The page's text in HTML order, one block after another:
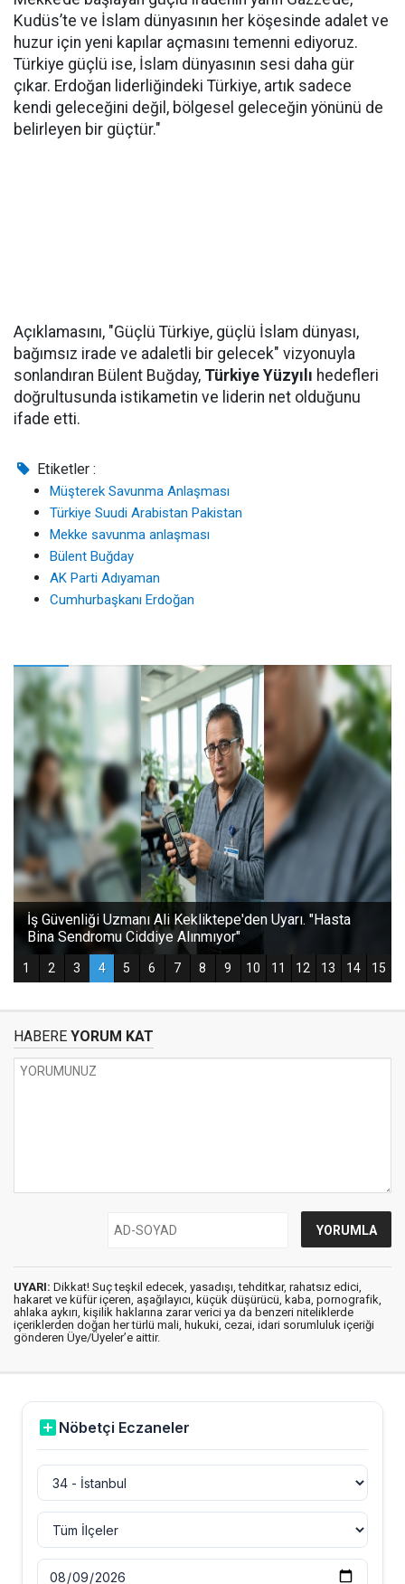
Kudüs’te ve İslam dünyasının her köşesinde adalet ve
huzur için yeni kapılar açmasını temenni ediyoruz.
Türkiye güçlü ise, İslam dünyasının sesi daha gür
çıkar. Erdoğan liderliğindeki Türkiye, artık sadece
kendi geleceğini değil, bölgesel geleceğin yönünü de
belirleyen bir güçtür."
Açıklamasını, "Güçlü Türkiye, güçlü İslam dünyası,
bağımsız irade ve adaletli bir gelecek" vizyonuyla
sonlandıran Bülent Buğday, Türkiye Yüzyılı hedefleri
doğrultusunda istikametin ve liderin net olduğunu
ifade etti.
Etiketler :
Müşterek Savunma Anlaşması
Türkiye Suudi Arabistan Pakistan
Mekke savunma anlaşması
Bülent Buğday
AK Parti Adıyaman
Cumhurbaşkanı Erdoğan
HABERE YORUM KAT
UYARI: Dikkat! Suç teşkil edecek, yasadışı, tehditkar, rahatsız edici,
hakaret ve küfür içeren, aşağılayıcı, küçük düşürücü, kaba, pornografik,
ahlaka aykırı, kişilik haklarına zarar verici ya da benzeri niteliklerde
içeriklerden doğan her türlü mali, hukuki, cezai, idari sorumluluk içeriği
gönderen Üye/Üyeler’e aittir.